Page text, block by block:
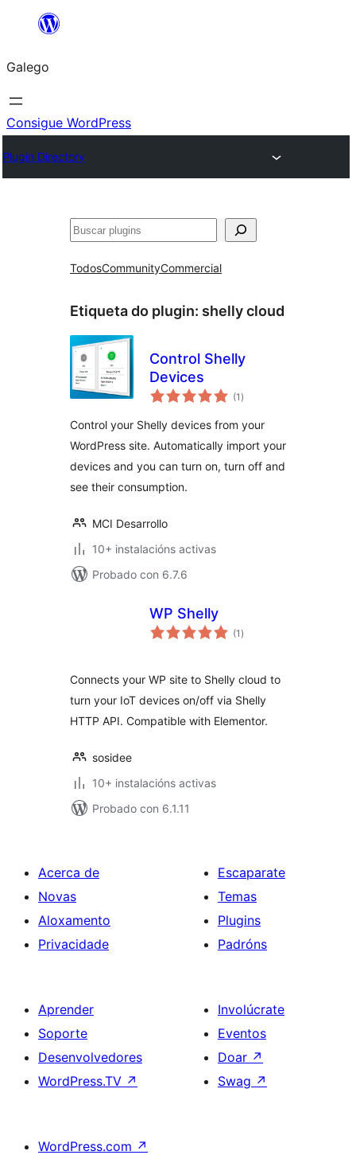
Saltar
contido
Galego
Consigue WordPress
Plugin Directory
Buscar
TodosCommunityCommercial
Etiqueta do plugin: shelly cloud
Control Shelly
Devices
(1 valoracións
totais
)
Control your Shelly devices from your
WordPress site. Automatically import your
devices and you can turn on, turn off and
see their consumption.
MCI Desarrollo
10+ instalacións activas
Probado con 6.7.6
WP Shelly
(1 valoracións
totais
)
Connects your WP site to Shelly cloud to
turn your IoT devices on/off via Shelly
HTTP API. Compatible with Elementor.
sosidee
10+ instalacións activas
Probado con 6.1.11
Acerca de
Novas
Aloxamento
Privacidade
Escaparate
Temas
Plugins
Padróns
Aprender
Soporte
Desenvolvedores
WordPress.TV ↗
Involúcrate
Eventos
Doar ↗
Swag ↗
WordPress.com ↗